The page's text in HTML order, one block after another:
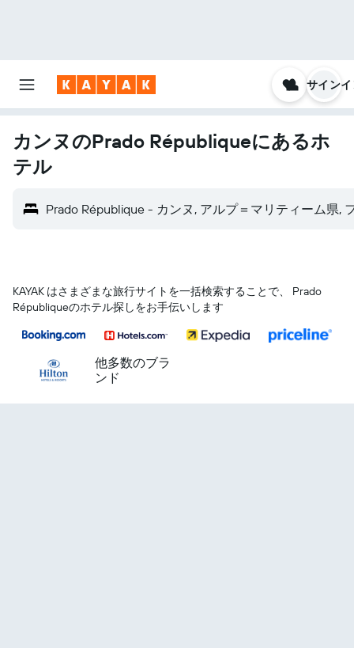
サイン
カンヌのPrado Républiqueにあるホ
テル
Prado République - カンヌ, アルプ＝マリティーム県,
KAYAK はさまざまな旅行サイトを一括検索することで、 Prado
Républiqueのホテル探しをお手伝いします
他多数のブラ
ンド